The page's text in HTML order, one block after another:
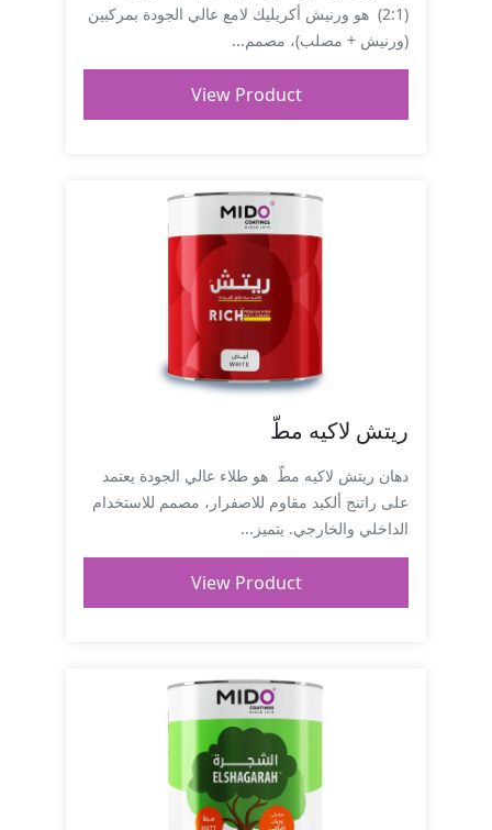
(2:1) هو ورنيش أكريليك لامع عالي الجودة بمركبين
(ورنيش + مصلب)، مصمم...
View Product
ريتش لاكيه مطّ
دهان ريتش لاكيه مطّ هو طلاء عالي الجودة يعتمد
على راتنج ألكيد مقاوم للاصفرار، مصمم للاستخدام
الداخلي والخارجي. يتميز...
View Product